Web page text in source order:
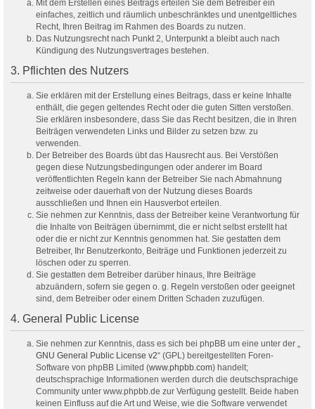
Mit dem Erstellen eines Beitrags erteilen Sie dem Betreiber ein
einfaches, zeitlich und räumlich unbeschränktes und unentgeltliches
Recht, Ihren Beitrag im Rahmen des Boards zu nutzen.
Das Nutzungsrecht nach Punkt 2, Unterpunkt a bleibt auch nach
Kündigung des Nutzungsvertrages bestehen.
3. Pflichten des Nutzers
Sie erklären mit der Erstellung eines Beitrags, dass er keine Inhalte
enthält, die gegen geltendes Recht oder die guten Sitten verstoßen.
Sie erklären insbesondere, dass Sie das Recht besitzen, die in Ihren
Beiträgen verwendeten Links und Bilder zu setzen bzw. zu
verwenden.
Der Betreiber des Boards übt das Hausrecht aus. Bei Verstößen
gegen diese Nutzungsbedingungen oder anderer im Board
veröffentlichten Regeln kann der Betreiber Sie nach Abmahnung
zeitweise oder dauerhaft von der Nutzung dieses Boards
ausschließen und Ihnen ein Hausverbot erteilen.
Sie nehmen zur Kenntnis, dass der Betreiber keine Verantwortung für
die Inhalte von Beiträgen übernimmt, die er nicht selbst erstellt hat
oder die er nicht zur Kenntnis genommen hat. Sie gestatten dem
Betreiber, Ihr Benutzerkonto, Beiträge und Funktionen jederzeit zu
löschen oder zu sperren.
Sie gestatten dem Betreiber darüber hinaus, Ihre Beiträge
abzuändern, sofern sie gegen o. g. Regeln verstoßen oder geeignet
sind, dem Betreiber oder einem Dritten Schaden zuzufügen.
4. General Public License
Sie nehmen zur Kenntnis, dass es sich bei phpBB um eine unter der „
GNU General Public License v2“ (GPL) bereitgestellten Foren-
Software von phpBB Limited (www.phpbb.com) handelt;
deutschsprachige Informationen werden durch die deutschsprachige
Community unter www.phpbb.de zur Verfügung gestellt. Beide haben
keinen Einfluss auf die Art und Weise, wie die Software verwendet